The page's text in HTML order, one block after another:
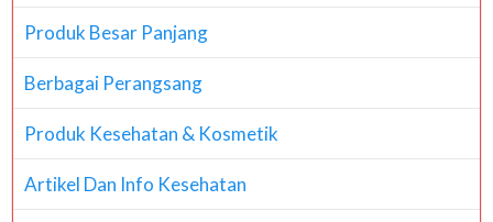
Produk Besar Panjang
Berbagai Perangsang
Produk Kesehatan & Kosmetik
Artikel Dan Info Kesehatan